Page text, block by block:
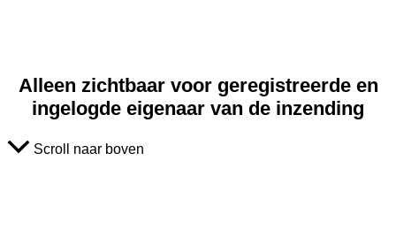
Alleen zichtbaar voor geregistreerde en
ingelogde eigenaar van de inzending
Scroll naar boven